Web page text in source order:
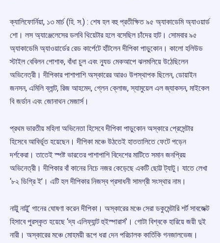
ক্যালিফোর্নিয়া, ১৩ মার্চ (হি. স.) : শেষ হল বহু প্রতীক্ষিত ৯৫ অ্যাকাডেমি অ্যাওয়ার্ড
শো। লস অ্যাঞ্জেলেসের ডলবি থিয়েটার হলে বসেছিল চাঁদের হাট। সোমবার ৯৫
অ্যাকাডেমি অ্যাওয়ার্ডের রেড কার্পেটে হাঁটলেন দীপিকা পাড়ুকোন। কালো হলিউড
স্টাইল বেবিলন পোশাক, বাঁধা চুল এবং ন্যুড মেকআপে ঝলমলিয়ে উঠেছিলেন
অভিনেত্রী। দীপিকার পাশাপাশি অস্কারের আরও উপস্থাপক ছিলেন, ডোয়াইন
জনসন, এমিলি ব্লান্ট, রিজ আহমেদ, গ্লেন ক্লোজ, স্যামুয়েল এল জ্যাকসন, মাইকেল
বি জর্ডান এবং জোনাথন মেজার্স।
প্রথম ভারতীয় মহিলা অভিনেতা হিসেবে দীপিকা পাড়ুকোন অস্কারে প্রেসেন্টার
হিসেবে আবির্ভূত হয়েছেন। দীপিকা মঞ্চে উঠতেই হাততালিতে ফেটে পড়েন
দর্শকেরা। তাতেই স্পষ্ট ভারতের পাশাপাশি বিদেশের মাটিতে সমান জনপ্রিয়
অভিনেত্রী। দীপিকার বাঁ কানের নিচে নজর কেড়েছে একটি ছোট্ট ট্যাটু। যাতে লেখা
‘৮২ ডিগ্রি ই’। এটি হল দীপিকার নিজস্ব প্রসাধনী সামগ্রী সংস্থার নাম।
নাট্টু নাট্টু’ গানের ঘোষণা করেন দীপিকা। অস্কারের মঞ্চে সেরা ডকুমেন্টারি শর্ট সাবজেক্ট
হিসাবে পুরস্কৃত হয়েছে ‘দ্য এলিফ্যান্ট হুইস্পারার্স’। গোটা বিশ্বকে হারিয়ে জয়ী দুই
নারী। অস্কারের মঞ্চে মোহময়ী রূপে ধরা দেন পরিচালক কার্তিকি গনজালভেজ।